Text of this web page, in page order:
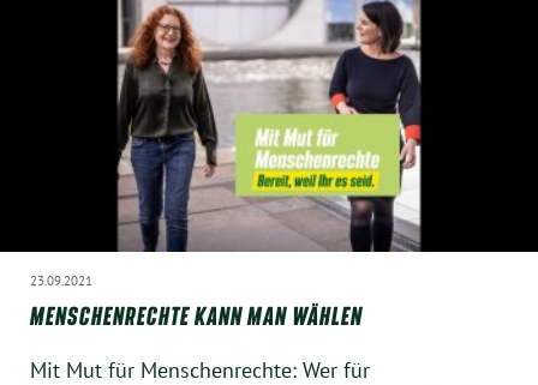
23.09.2021
MENSCHENRECHTE KANN MAN WÄHLEN
Mit Mut für Menschenrechte: Wer für